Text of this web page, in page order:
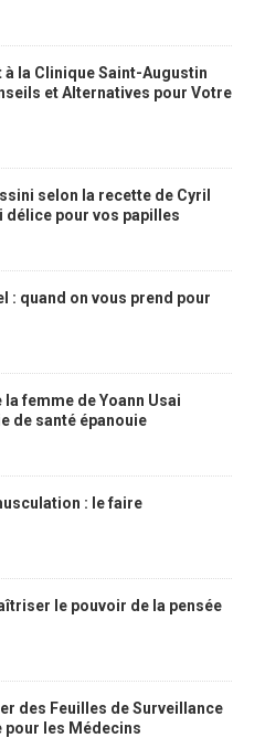
la Clinique Saint-Augustin
et Alternatives pour Votre
selon la recette de Cyril
délice pour vos papilles
: quand on vous prend pour
la femme de Yoann Usai
de santé épanouie
: le faire
le pouvoir de la pensée
des Feuilles de Surveillance
les Médecins